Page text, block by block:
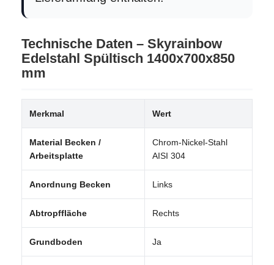
Technische Daten – Skyrainbow
Edelstahl Spültisch 1400x700x850
mm
Merkmal Wert
Material Becken /
Arbeitsplatte
Chrom-Nickel-Stahl
AISI 304
Anordnung Becken Links
Abtropffläche Rechts
Grundboden Ja